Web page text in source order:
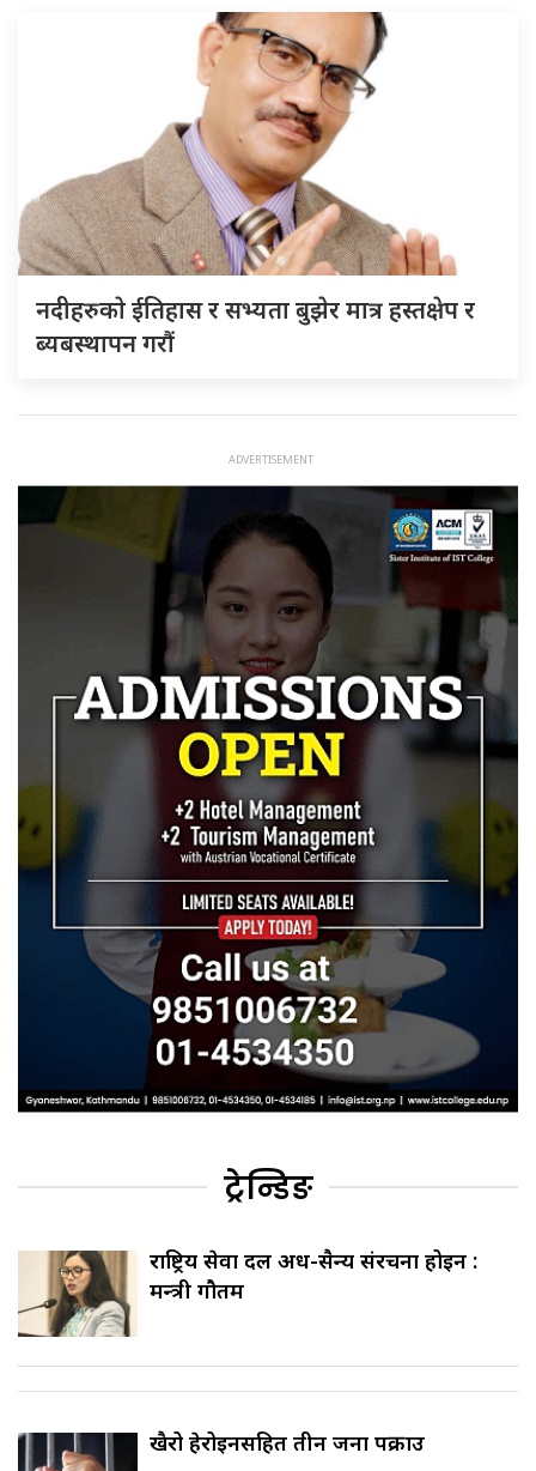
नदीहरुकाे ईतिहास र सभ्यता बुझेर मात्र हस्तक्षेप र
ब्यबस्थापन गराैं
ट्रेन्डिङ
राष्ट्रिय सेवा दल अर्ध-सैन्य संरचना होइन :
मन्त्री गौतम
खैरो हेरोइनसहित तीन जना पक्राउ